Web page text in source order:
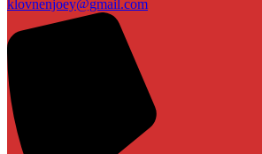
klovnenjoey@gmail.com